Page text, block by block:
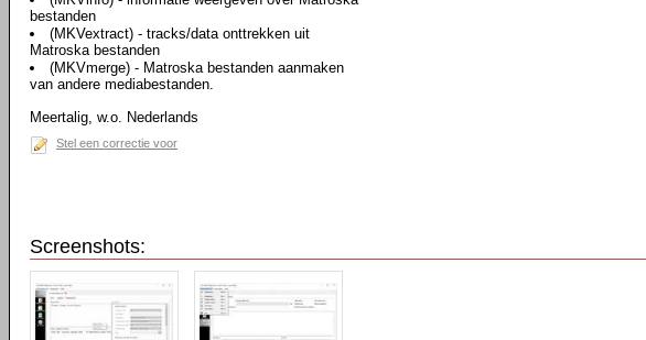
bestanden
(MKVextract) - tracks/data onttrekken uit
Matroska bestanden
(MKVmerge) - Matroska bestanden aanmaken
van andere mediabestanden.
Meertalig, w.o. Nederlands
Stel een correctie voor
Screenshots: